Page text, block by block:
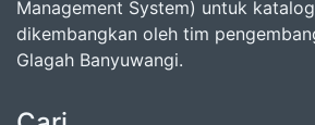
Management System) untuk
dikembangkan oleh tim
Glagah Banyuwangi.